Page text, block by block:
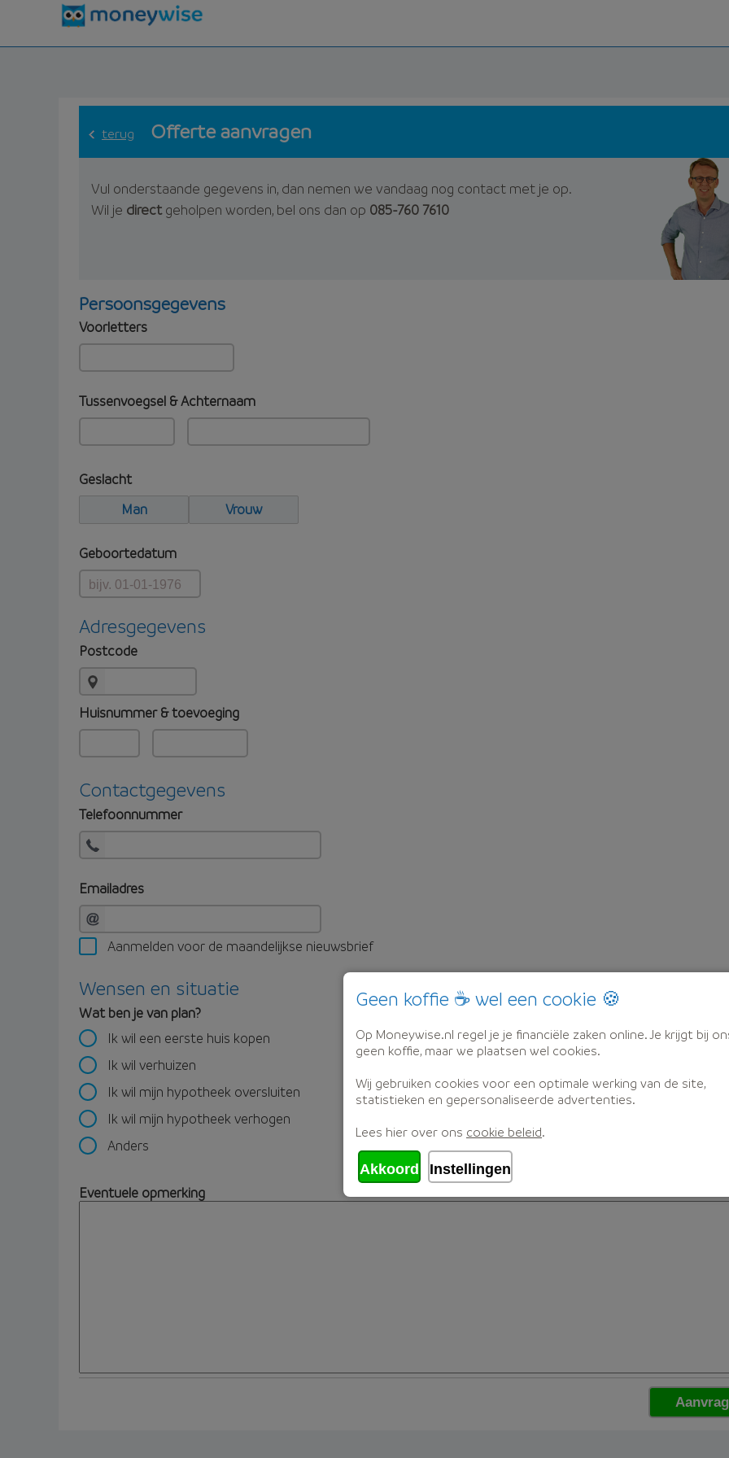
terug Offerte aanvragen
Vul onderstaande gegevens in, dan nemen we vandaag nog contact met je op.
Wil je directgeholpen worden, bel ons dan op 085-760 7610
Persoonsgegevens
Voorletters
Tussenvoegsel & Achternaam
Geslacht
Man
Vrouw
Geboortedatum
Adresgegevens
Postcode
Huisnummer & toevoeging
Contactgegevens
Telefoonnummer
Emailadres
Aanmelden voor de maandelijkse nieuwsbrief
Wensen en situatie
Wat ben je van plan?
Ik wil een eerste huis kopen
Ik wil verhuizen
Ik wil mijn hypotheek oversluiten
Ik wil mijn hypotheek verhogen
Anders
Eventuele opmerking
Geen koffie ☕ wel een cookie 🍪
Op Moneywise.nl regel je je financiële zaken online. Je krijgt bij
geen koffie, maar we plaatsen wel cookies.
Wij gebruiken cookies voor een optimale werking van de site,
statistieken en gepersonaliseerde advertenties.
Lees hier over ons cookie beleid.
Akkoord Instellingen